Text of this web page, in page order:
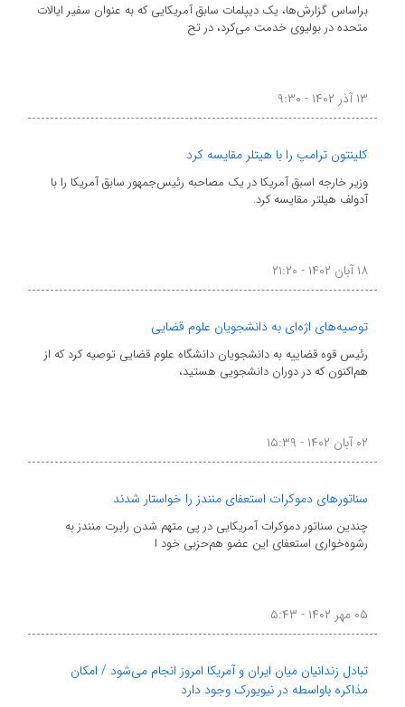
براساس گزارش‌ها، یک دیپلمات سابق آمریکایی که به عنوان سفیر ایالات
متحده در بولیوی خدمت می‌کرد، در تح
۱۳ آذر ۱۴۰۲ - ۹:۳۰
کلینتون ترامپ را با هیتلر مقایسه کرد
وزیر خارجه اسبق آمریکا در یک مصاحبه رئیس‌جمهور سابق آمریکا را با
آدولف هیلتر مقایسه کرد.
۱۸ آبان ۱۴۰۲ - ۲۱:۲۰
توصیه‌های اژه‌ای به دانشجویان علوم قضایی
رئیس قوه قضاییه به دانشجویان دانشگاه علوم قضایی توصیه کرد که از
هم‌اکنون که در دوران دانشجویی هستید،
۰۲ آبان ۱۴۰۲ - ۱۵:۳۹
سناتور‌های دموکرات استعفای منندز را خواستار شدند
چندین سناتور دموکرات آمریکایی در پی متهم شدن رابرت منندز به
رشوه‌خواری استعفای این عضو هم‌حزبی خود ا
۰۵ مهر ۱۴۰۲ - ۵:۴۳
تبادل زندانیان میان ایران و آمریکا امروز انجام می‌شود / امکان
مذاکره باواسطه در نیویورک وجود دارد